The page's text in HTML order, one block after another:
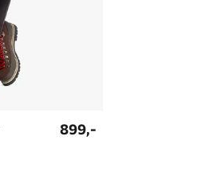
899,-